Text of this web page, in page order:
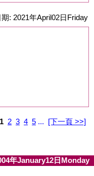
: 2021年April02日Friday
1 2 3 4 5 ... [下一頁 >>]
年January12日Monday